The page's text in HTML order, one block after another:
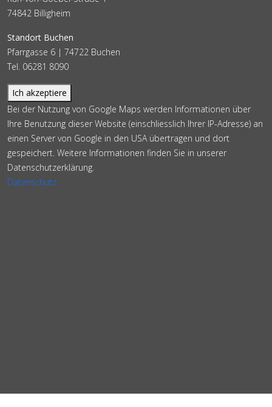
74842 Billigheim
Standort Buchen
Pfarrgasse 6 | 74722 Buchen
Tel. 06281 8090
Ich akzeptiere
Bei der Nutzung von Google Maps werden Informationen über
Ihre Benutzung dieser Website (einschliesslich Ihrer IP-Adresse) an
einen Server von Google in den USA übertragen und dort
gespeichert. Weitere Informationen finden Sie in unserer
Datenschutzerklärung.
Datenschutz